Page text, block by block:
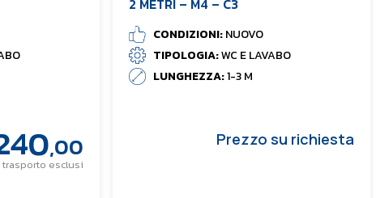
,00
trasporto esclusi
CONDIZIONI:NUOVO
TIPOLOGIA:WC E LAVABO
LUNGHEZZA:1-3 M
Prezzo su richiesta